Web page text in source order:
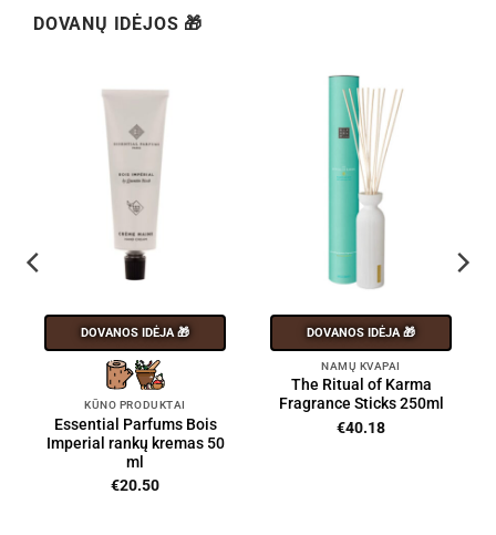
DOVANŲ IDĖJOS 🎁
DOVANOS IDĖJA 🎁
KŪNO PRODUKTAI
Essential Parfums Bois
Imperial rankų kremas 50
ml
€20.50
DOVANOS IDĖJA 🎁
NAMŲ KVAPAI
The Ritual of Karma
Fragrance Sticks 250ml
€40.18